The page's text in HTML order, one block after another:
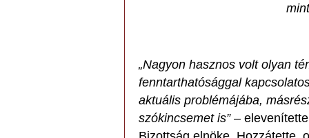
„Nagyon hasznos volt olyan
fenntarthatósággal
aktuális problémájába,
szókincsemet is”–